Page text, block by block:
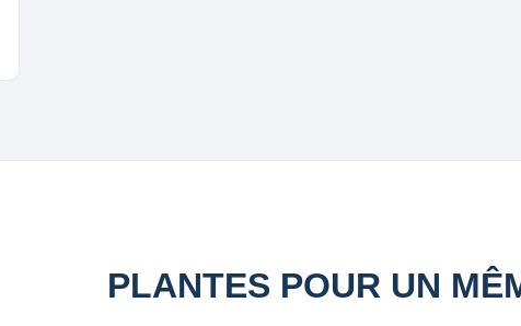
PLANTES POUR UN